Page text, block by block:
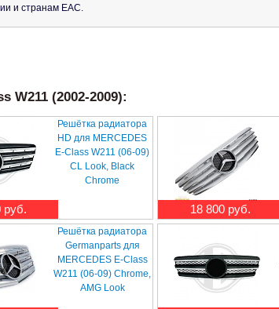
и странам ЕАС.
W211 (2002-2009):
руб.
Решётка радиатора
HD для MERCEDES
E-Class W211 (06-09)
CL Look, Black
Chrome
18 800 руб.
Решётка радиатора
Germanparts для
MERCEDES E-Class
W211 (06-09) Chrome,
AMG Look